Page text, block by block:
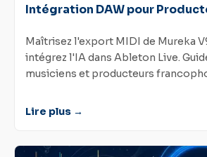
Intégration DAW pour
Maîtrisez l'export MIDI de Mureka
intégrez l'IA dans Ableton Live.
musiciens et producteurs
Lire plus →